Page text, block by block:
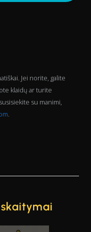
Jei norite, galite
klaidų ar turite
su manimi,
.